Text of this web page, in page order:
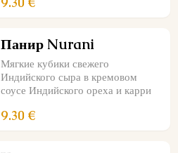
Панир Nurani
Мягкие кубики свежего
Индийского сыра в кремовом
соусе Индийского ореха и карри
9.30 €